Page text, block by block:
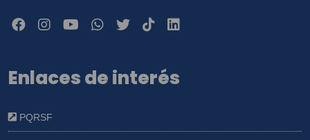
Enlaces de interés
PQRSF